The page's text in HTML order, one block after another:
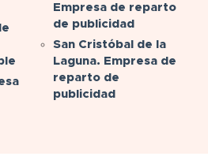
Empresa de reparto
de publicidad
San Cristóbal de la
Laguna. Empresa de
reparto de
publicidad